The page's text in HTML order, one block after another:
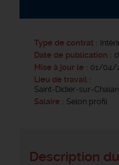
Type de contrat
Date de publication
Mise à jour le
01/04/
Lieu de travail
Saint-Didier-sur-
Salaire
Selon profil
Description